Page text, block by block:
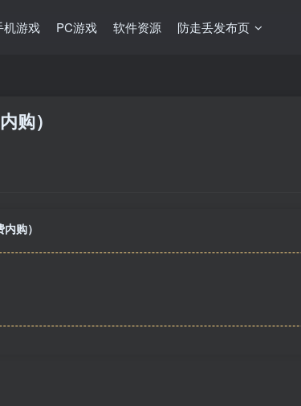
机游戏 PC游戏 软件资源 防走丢发布页
购）
购）